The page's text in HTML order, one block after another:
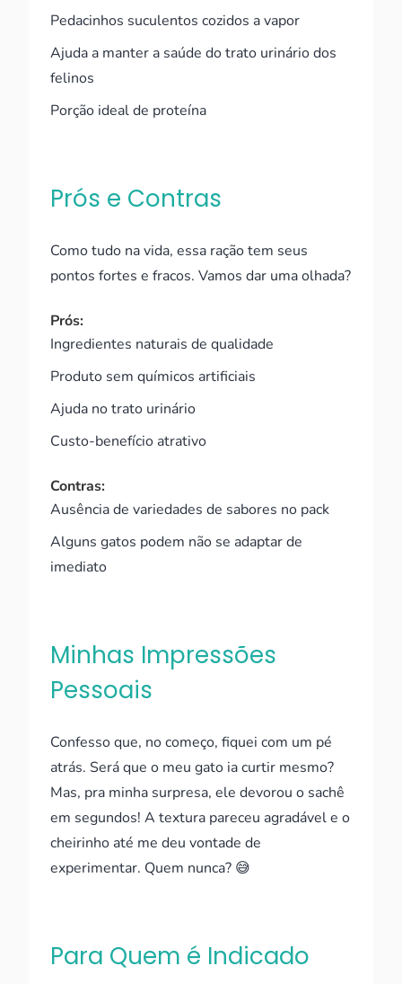
Pedacinhos suculentos cozidos a vapor
Ajuda a manter a saúde do trato urinário dos
felinos
Porção ideal de proteína
Prós e Contras
Como tudo na vida, essa ração tem seus
pontos fortes e fracos. Vamos dar uma olhada?
Prós:
Ingredientes naturais de qualidade
Produto sem químicos artificiais
Ajuda no trato urinário
Custo-benefício atrativo
Contras:
Ausência de variedades de sabores no pack
Alguns gatos podem não se adaptar de
imediato
Minhas Impressões
Pessoais
Confesso que, no começo, fiquei com um pé
atrás. Será que o meu gato ia curtir mesmo?
Mas, pra minha surpresa, ele devorou o sachê
em segundos! A textura pareceu agradável e o
cheirinho até me deu vontade de
experimentar. Quem nunca? 😅
Para Quem é Indicado